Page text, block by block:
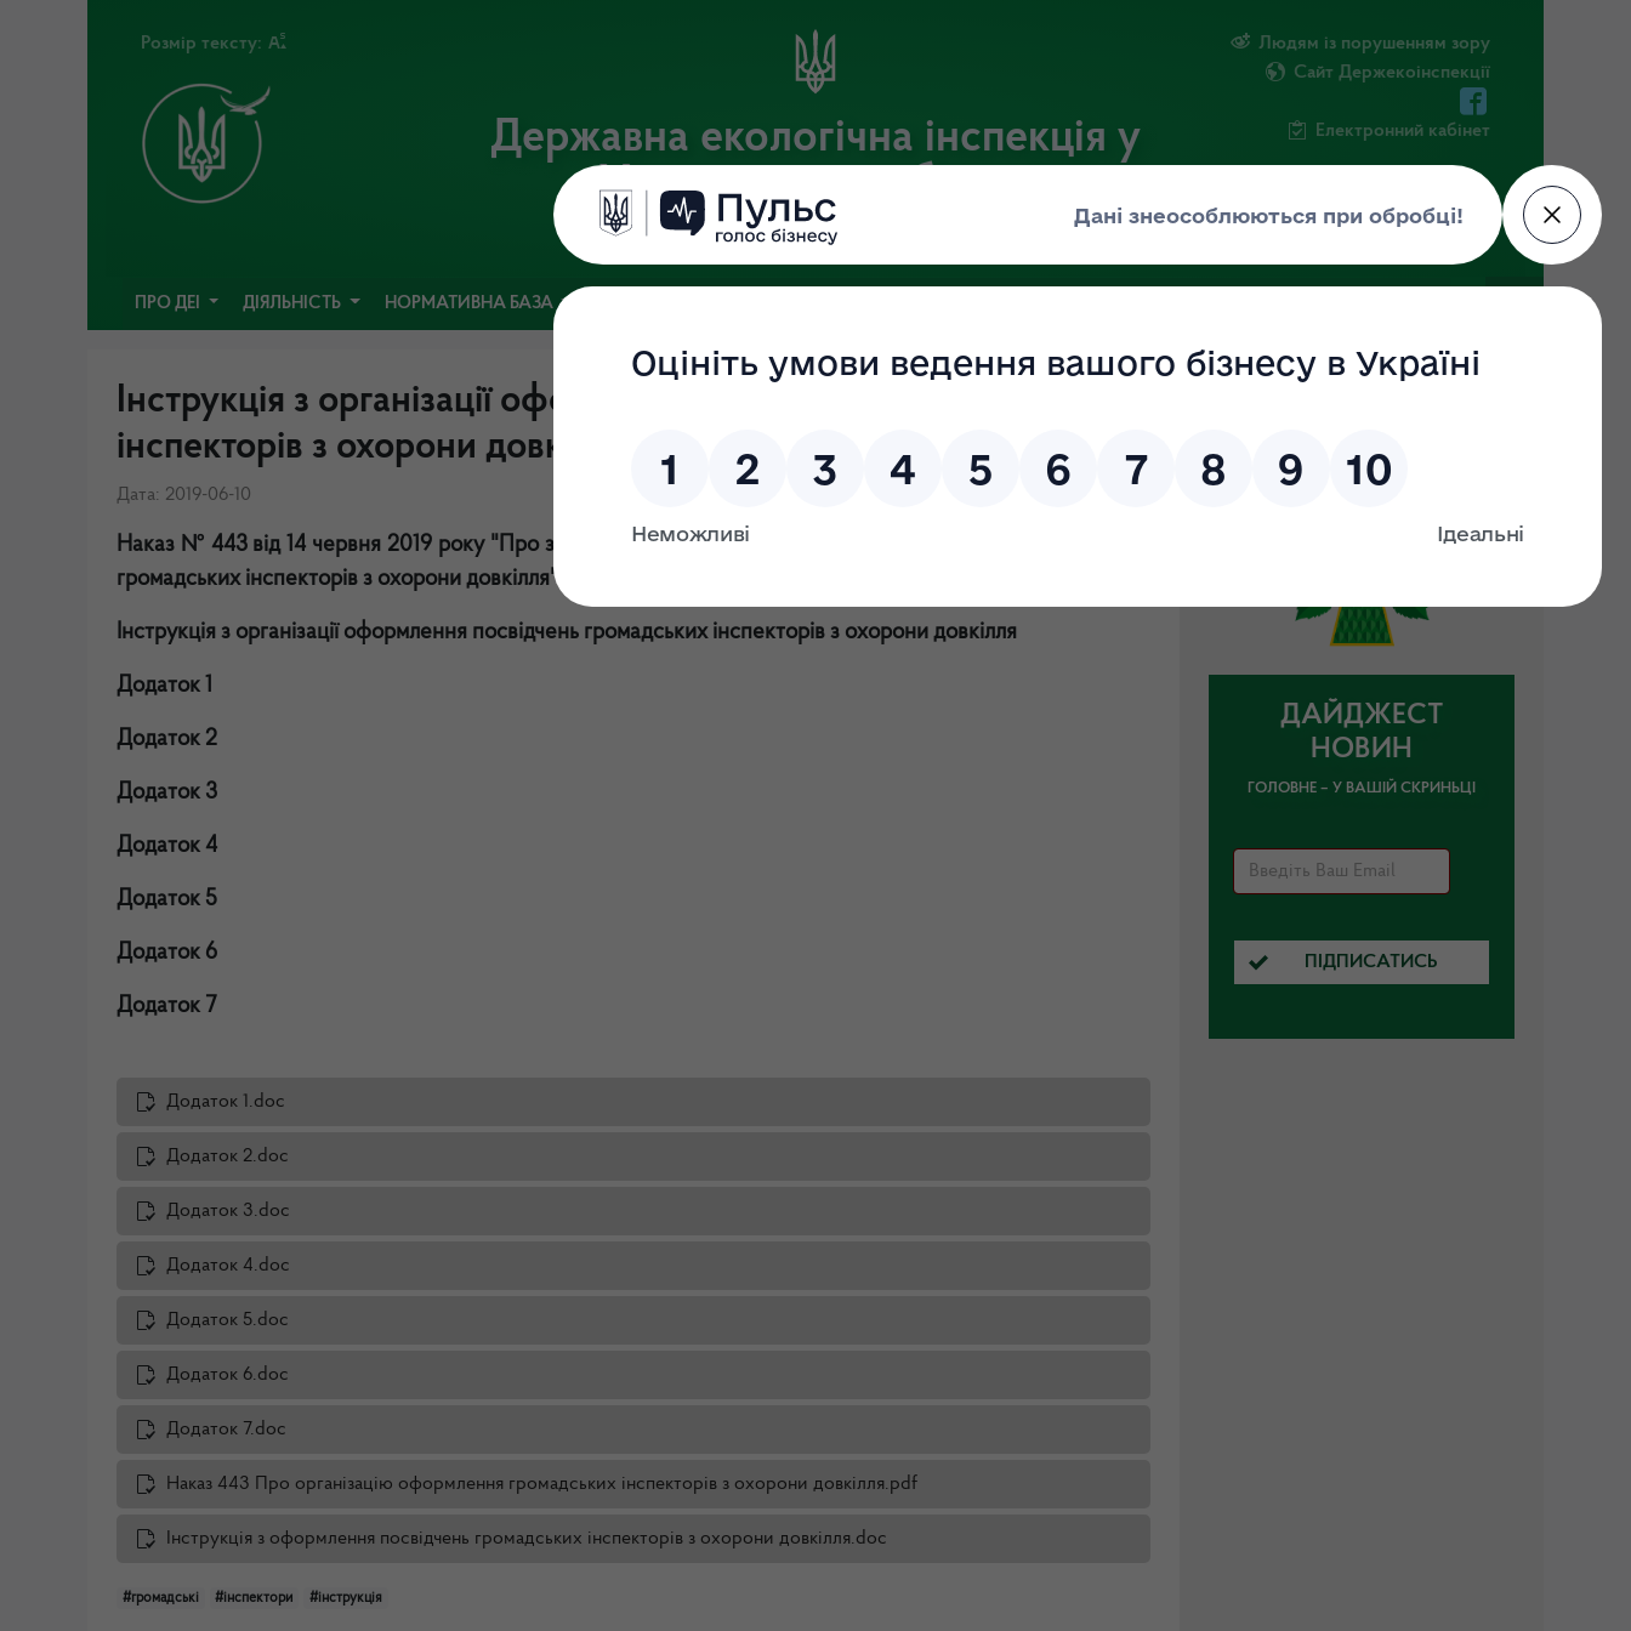
Розмір тексту:
Державна екологічна інспекція у
Хмельницькій області
Офіційний веб-портал
Людям із порушенням зору
Сайт Держекоінспекції
Електронний кабінет
ПРО ДЕІ ДІЯЛЬНІСТЬ НОРМАТИВНА БАЗА
Інструкція з організації оформлення посвідчень громадських
інспекторів з охорони довкілля
Дата: 2019-06-10
Наказ № 443 від 14 червня 2019 року "Про затвердження Інструкції з організації оформлення посвідчень
громадських інспекторів з охорони довкілля"
Інструкція з організації оформлення посвідчень громадських інспекторів з охорони довкілля
Додаток 1
Додаток 2
Додаток 3
Додаток 4
Додаток 5
Додаток 6
Додаток 7
Додаток 1.doc
Додаток 2.doc
Додаток 3.doc
Додаток 4.doc
Додаток 5.doc
Додаток 6.doc
Додаток 7.doc
Наказ 443 Про організацію оформлення громадських інспекторів з охорони довкілля.pdf
Інструкція з оформлення посвідчень громадських інспекторів з охорони довкілля.doc
#громадські #інспектори #інструкція
ДАЙДЖЕСТ
НОВИН
ГОЛОВНЕ – У ВАШІЙ СКРИНЬЦІ
ПІДПИСАТИСЬ